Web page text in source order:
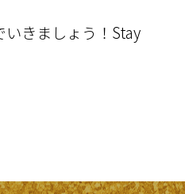
いきましょう！Stay